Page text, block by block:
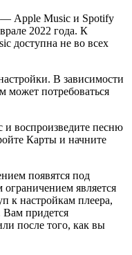
— Apple Music и Spotify
2022 года. К
доступна не во всех
В зависимости
может потребоваться
и воспроизведите песню
Карты и начните
появятся под
является
к настройкам плеера,
Вам придется
после того, как вы